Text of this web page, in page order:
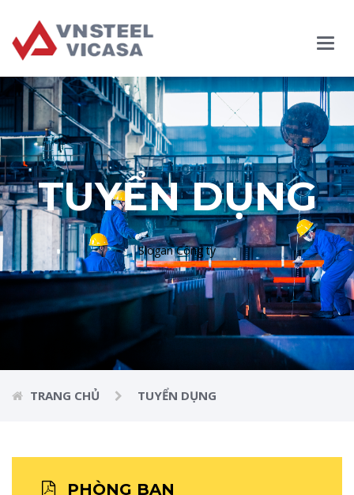
Main
Menu
TUYỂN DỤNG
Slogan Công ty
TRANG CHỦ TUYỂN DỤNG
PHÒNG BAN